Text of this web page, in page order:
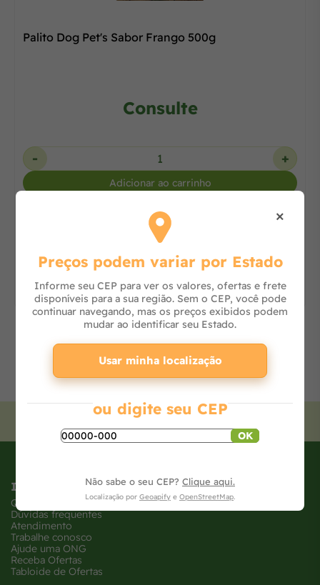
Palito Dog Pet's Sabor Frango 500g
Consulte
- +
Adicionar ao carrinho
para receber nossas ofertas!
Institucional
Quem somos
Dúvidas frequentes
Atendimento
Trabalhe conosco
Ajude uma ONG
Receba Ofertas
Tabloide de Ofertas
×
Preços podem variar por Estado
Informe seu CEP para ver os valores, ofertas e frete
disponíveis para a sua região. Sem o CEP, você pode
continuar navegando, mas os preços exibidos podem
mudar ao identificar seu Estado.
Usar minha localização
ou digite seu CEP
OK
Não sabe o seu CEP? Clique aqui.
Localização por Geoapify e OpenStreetMap